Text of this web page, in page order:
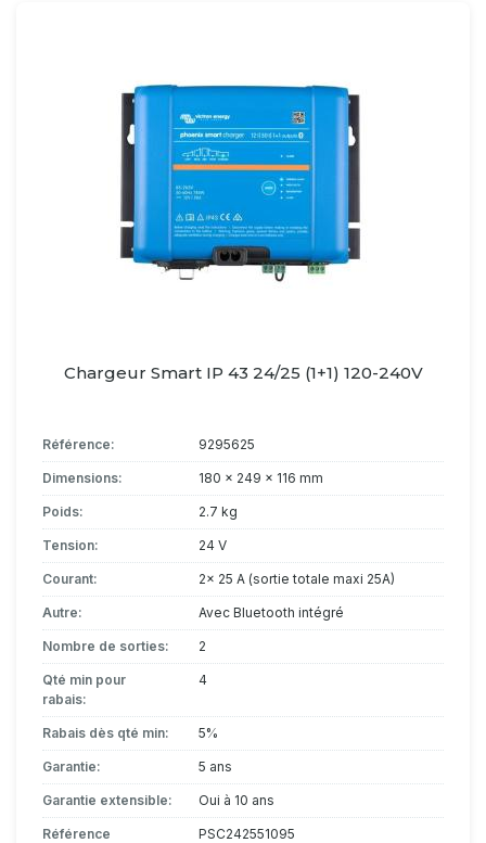
Chargeur Smart IP 43 24/25 (1+1) 120-240V
Référence: 9295625
Dimensions: 180 x 249 x 116 mm
Poids: 2.7 kg
Tension: 24 V
Courant: 2x 25 A (sortie totale maxi 25A)
Autre: Avec Bluetooth intégré
Nombre de sorties: 2
Qté min pour
rabais:
4
Rabais dès qté min: 5%
Garantie: 5 ans
Garantie extensible: Oui à 10 ans
Référence
PSC242551095